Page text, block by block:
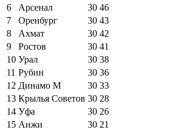
6
Арсенал 30 46
7
Оренбург 30 43
8
Ахмат 30 42
9
Ростов 30 41
10 Урал 30 38
11 Рубин 30 36
12 Динамо М 30 33
13 Крылья Советов 30 28
14 Уфа 30 26
15 Анжи 30 21